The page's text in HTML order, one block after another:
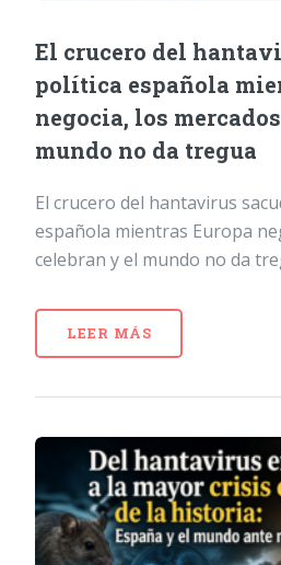
El crucero del
política española
negocia, los
mundo no da tregua
El crucero del hantavirus
española mientras Europa
celebran y el mundo no da
LEER MÁS